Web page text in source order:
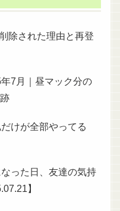
除された理由と再登
7月｜昼マック分の
けが全部やってる
った日、友達の気持
】